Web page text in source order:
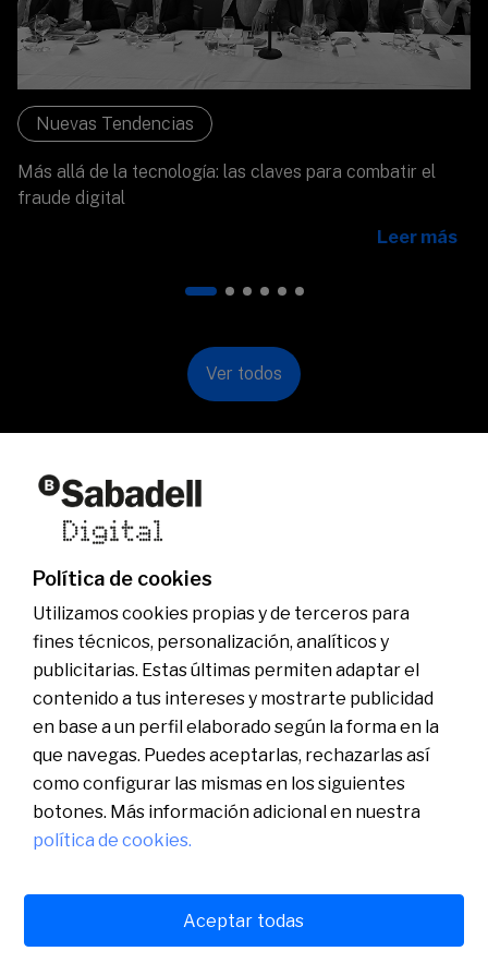
Nuevas Tendencias
Más allá de la tecnología: las claves para combatir el
fraude digital
Leer más
Ver todos
Quiénes somos
Actualidad
Ser Sabadell Digital
Únete al equipo
Política de cookiesPolítica de privacidad
English
Política de cookies
Utilizamos cookies propias y de terceros para
fines técnicos, personalización, analíticos y
publicitarias. Estas últimas permiten adaptar el
contenido a tus intereses y mostrarte publicidad
en base a un perfil elaborado según la forma en la
que navegas. Puedes aceptarlas, rechazarlas así
como configurar las mismas en los siguientes
botones. Más información adicional en nuestra
política de cookies.
Aceptar todas